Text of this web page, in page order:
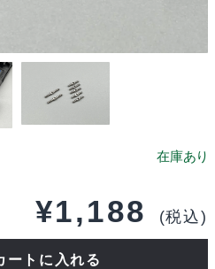
¥1,188 (税込)
ートに入れる